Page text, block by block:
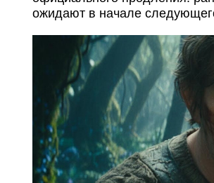
ожидают в начале